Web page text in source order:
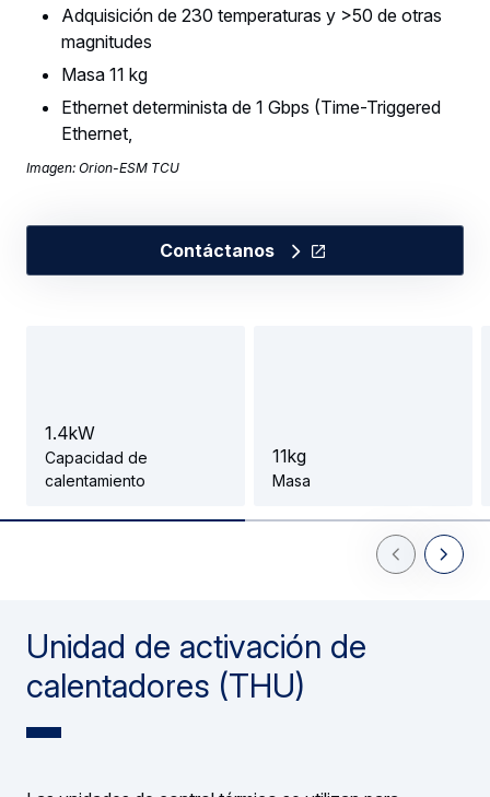
Adquisición de 230 temperaturas y >50 de otras
magnitudes
Masa 11 kg
Ethernet determinista de 1 Gbps (Time-Triggered
Ethernet,
Imagen: Orion-ESM TCU
Contáctanos
1.4kW
Capacidad de
calentamiento
11kg
Masa
PreviousNext
Unidad de activación de
calentadores (THU)